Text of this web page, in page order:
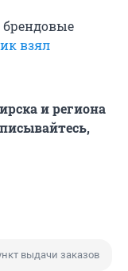
брендовые
взял
и региона
выдачи заказов